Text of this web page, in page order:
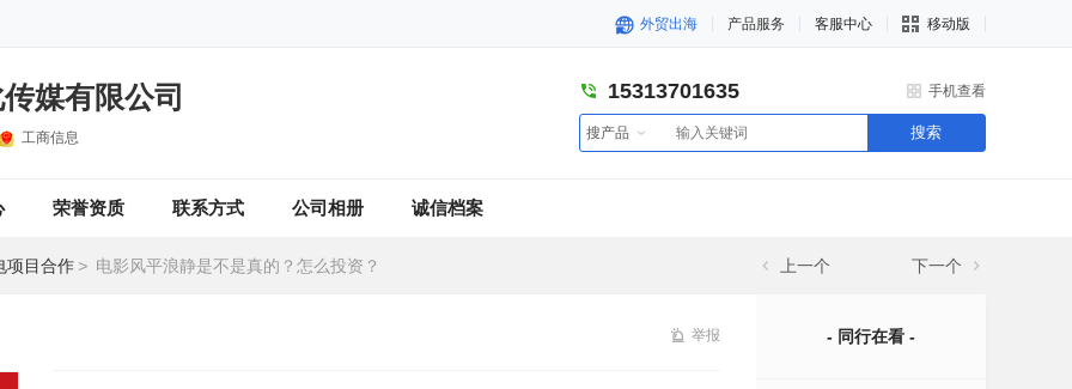
外贸出海 产品服务 客服中心 移动版
媒有限公司
工商信息
15313701635 手机查看
搜产品 搜索
荣誉资质 联系方式 公司相册 诚信档案
项目合作 > 电影风平浪静是不是真的？怎么投资？ 上一个 下一个
举报 - 同行在看 -